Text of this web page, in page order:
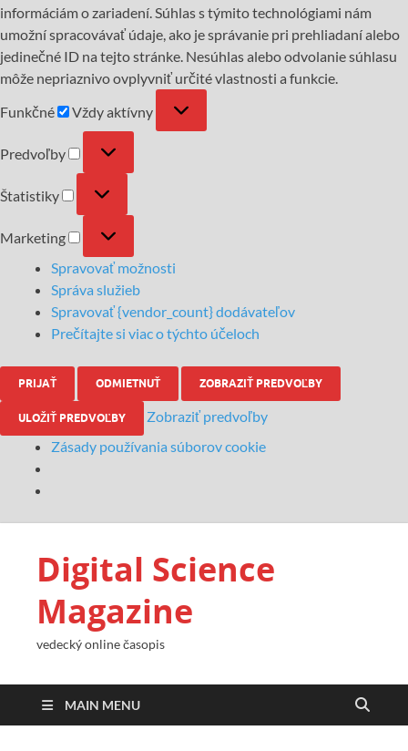
informáciám o zariadení. Súhlas s týmito technológiami nám
umožní spracovávať údaje, ako je správanie pri prehliadaní alebo
jedinečné ID na tejto stránke. Nesúhlas alebo odvolanie súhlasu
môže nepriaznivo ovplyvniť určité vlastnosti a funkcie.
Funkčné
Vždy aktívny
Predvoľby
Štatistiky
Marketing
Spravovať možnosti
Správa služieb
Spravovať {vendor_count} dodávateľov
Prečítajte si viac o týchto účeloch
PRIJAŤ ODMIETNUŤ ZOBRAZIŤ PREDVOĽBY
ULOŽIŤ PREDVOĽBY
Zobraziť predvoľby
Zásady používania súborov cookie
Digital Science
Magazine
vedecký online časopis
MAIN MENU